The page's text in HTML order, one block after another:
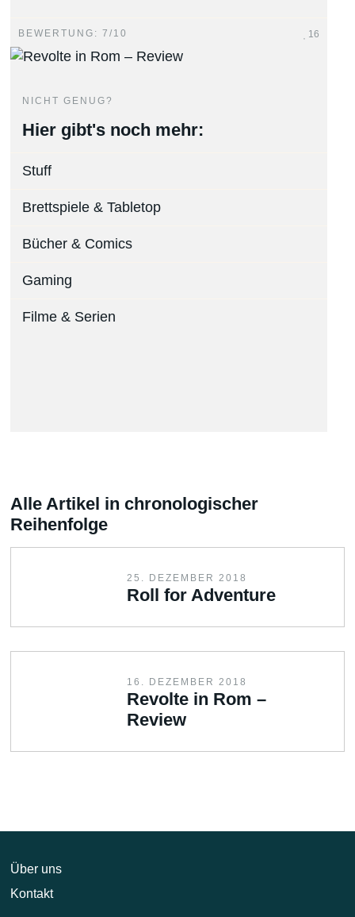
BEWERTUNG: 7/10 16
NICHT GENUG?
Hier gibt's noch mehr:
Stuff
Brettspiele & Tabletop
Bücher & Comics
Gaming
Filme & Serien
Alle Artikel in chronologischer
Reihenfolge
25. DEZEMBER 2018
Roll for Adventure
16. DEZEMBER 2018
Revolte in Rom –
Review
Über uns
Kontakt